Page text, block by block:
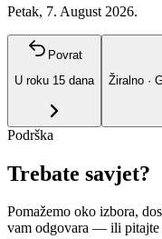
Petak, 7. August 2026.
Povrat
U roku 15 dana
Žiralno ·
Podrška
Trebate savjet?
Pomažemo oko izbora,
vam odgovara — ili pitajte